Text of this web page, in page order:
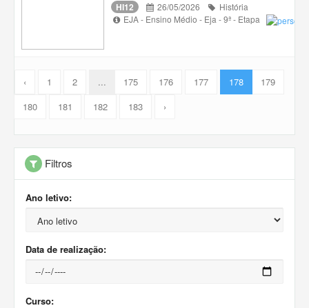
HI12 26/05/2026
História
EJA - Ensino Médio - Eja - 9ª - Etapa
‹ 1 2 ... 175 176 177 178
179
180
181 182 183 ›
Filtros
Ano letivo:
Data de realização:
Curso: